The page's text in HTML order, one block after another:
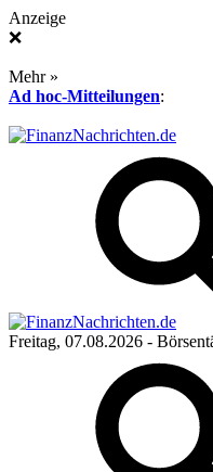
Anzeige
❌
Mehr »
Ad hoc-Mitteilungen:
Freitag, 07.08.2026 -